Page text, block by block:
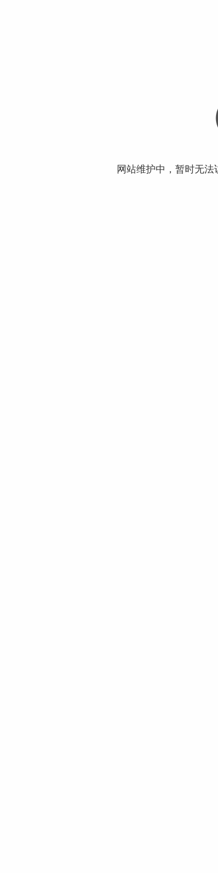
网站维护中，暂时无